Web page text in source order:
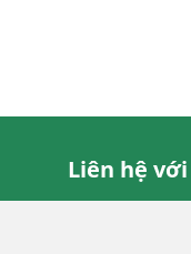
Liên hệ với